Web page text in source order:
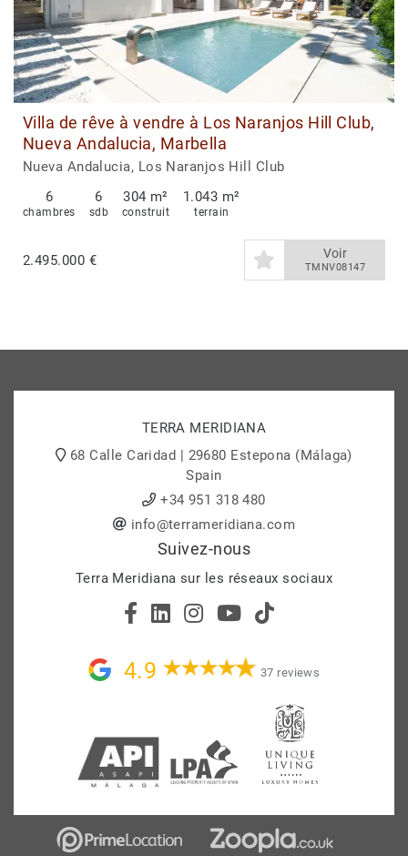
Villa de rêve à vendre à Los Naranjos Hill Club,
Nueva Andalucia, Marbella
Nueva Andalucia, Los Naranjos Hill Club
6
chambres
6
sdb
304 m²
construit
1.043 m²
terrain
2.495.000 € Voir
TMNV08147
TERRA MERIDIANA
68 Calle Caridad | 29680 Estepona (Málaga)
Spain
+34 951 318 480
info@terrameridiana.com
Suivez-nous
Terra Meridiana sur les réseaux sociaux
4.9 37 reviews